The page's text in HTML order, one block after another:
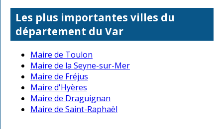
Les plus importantes villes du
département du Var
Maire de Toulon
Maire de la Seyne-sur-Mer
Maire de Fréjus
Maire d'Hyères
Maire de Draguignan
Maire de Saint-Raphaël